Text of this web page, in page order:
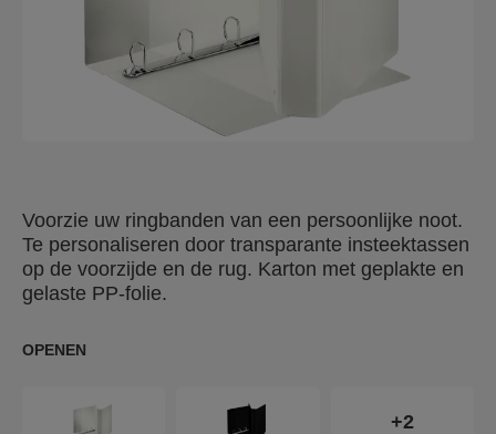
Voorzie uw ringbanden van een persoonlijke noot.
Te personaliseren door transparante insteektassen
op de voorzijde en de rug. Karton met geplakte en
gelaste PP-folie.
OPENEN
+2